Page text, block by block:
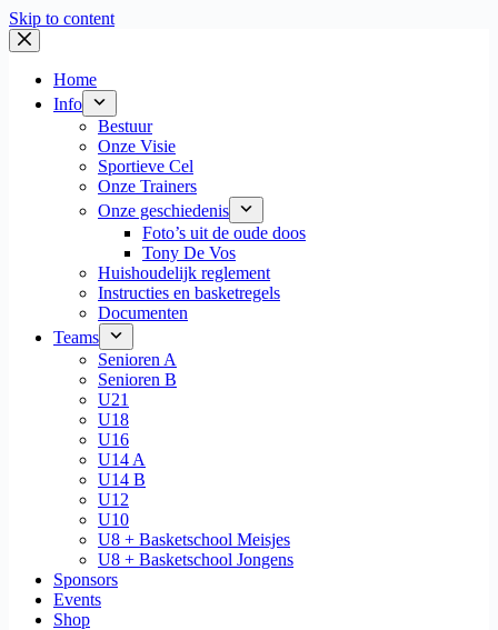
Skip to content
Home
Info
Bestuur
Onze Visie
Sportieve Cel
Onze Trainers
Onze geschiedenis
Foto’s uit de oude doos
Tony De Vos
Huishoudelijk reglement
Instructies en basketregels
Documenten
Teams
Senioren A
Senioren B
U21
U18
U16
U14 A
U14 B
U12
U10
U8 + Basketschool Meisjes
U8 + Basketschool Jongens
Sponsors
Events
Shop